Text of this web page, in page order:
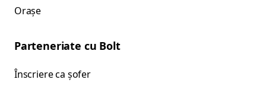
Orașe
Parteneriate cu Bolt
Înscriere ca șofer